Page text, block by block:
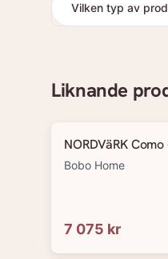
Vilken typ av
Liknande
NORDVäRK
Bobo Home
7 075 kr